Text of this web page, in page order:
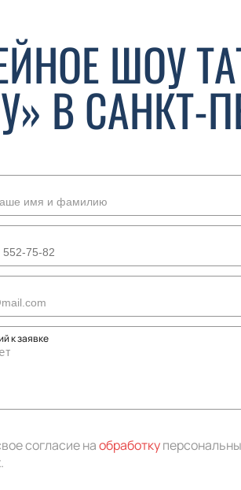
ШОУ
В САНКТ-
к заявке
согласие наобработку
.